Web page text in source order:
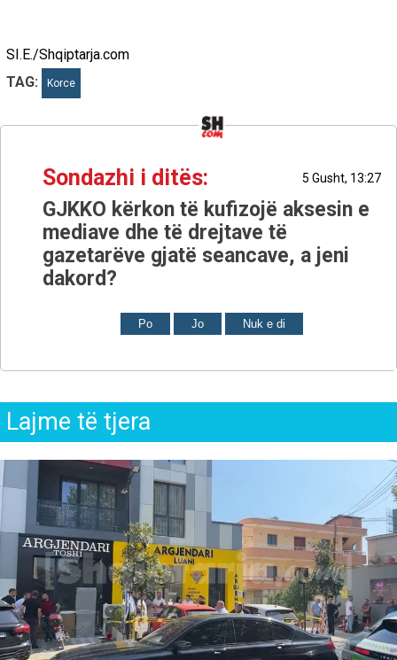
SI.E./Shqiptarja.com
TAG:
Korce
Sondazhi i ditës: 5 Gusht, 13:27
GJKKO kërkon të kufizojë aksesin e
mediave dhe të drejtave të
gazetarëve gjatë seancave, a jeni
dakord?
Po Jo Nuk e di
Lajme të tjera